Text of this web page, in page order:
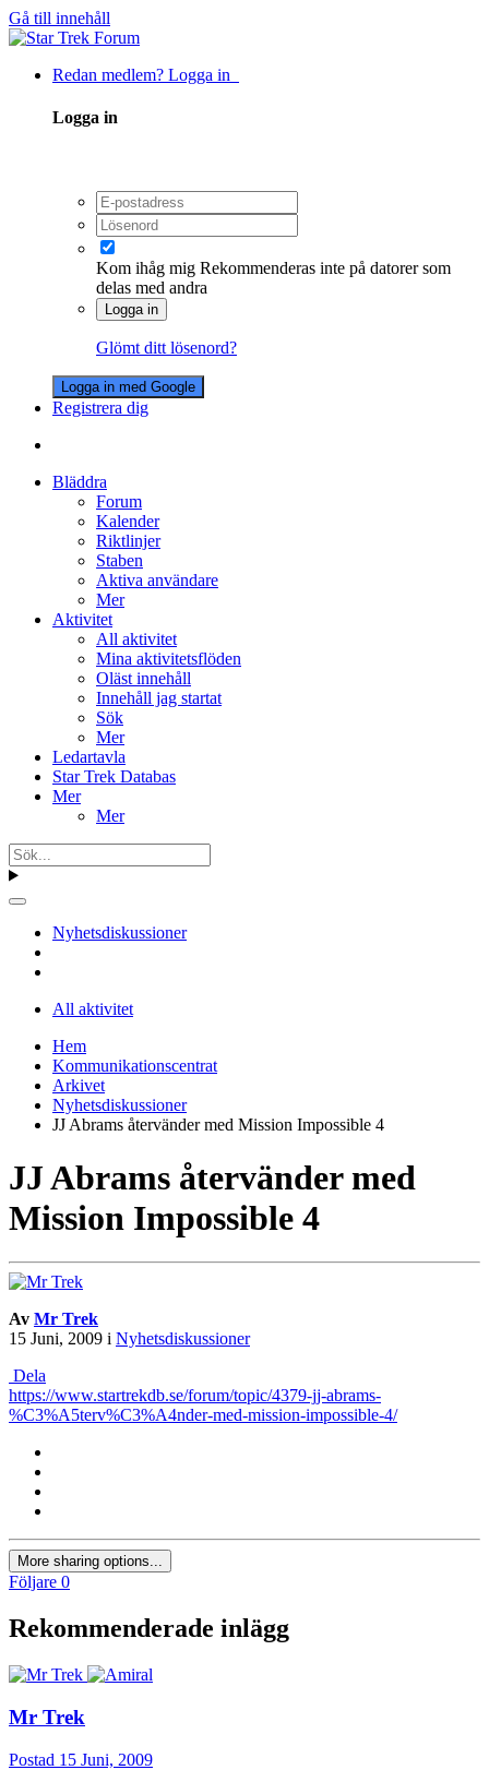
Gå till innehåll
Redan medlem? Logga in
Logga in
Kom ihåg mig Rekommenderas inte på datorer som
delas med andra
Logga in
Glömt ditt lösenord?
Logga in med Google
Registrera dig
Bläddra
Forum
Kalender
Riktlinjer
Staben
Aktiva användare
Mer
Aktivitet
All aktivitet
Mina aktivitetsflöden
Oläst innehåll
Innehåll jag startat
Sök
Mer
Ledartavla
Star Trek Databas
Mer
Mer
Nyhetsdiskussioner
All aktivitet
Hem
Kommunikationscentrat
Arkivet
Nyhetsdiskussioner
JJ Abrams återvänder med Mission Impossible 4
JJ Abrams återvänder med
Mission Impossible 4
Av Mr Trek
15 Juni, 2009 i Nyhetsdiskussioner
Dela
https://www.startrekdb.se/forum/topic/4379-jj-abrams-
%C3%A5terv%C3%A4nder-med-mission-impossible-4/
More sharing options...
Följare 0
Rekommenderade inlägg
Mr Trek
Postad 15 Juni, 2009